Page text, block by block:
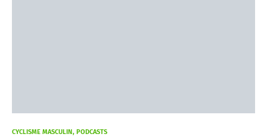
CYCLISME MASCULIN PODCASTS